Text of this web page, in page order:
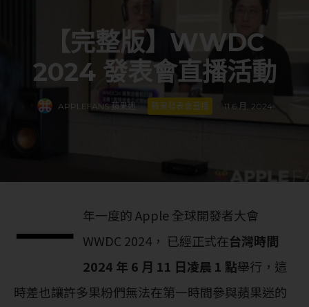
【完整版】WWDC
2024 發表會直播活動
APPLEFANS 蘋果迷 · 蘋果發表會直播 11 6 月, 2024
一 年一度的 Apple 全球開發者大會
WWDC 2024， 已經正式在台灣時間
2024 年 6 月 11 日凌晨 1 點舉行，這
時差也讓許多果粉們無法在第一時間參與蘋果迷的